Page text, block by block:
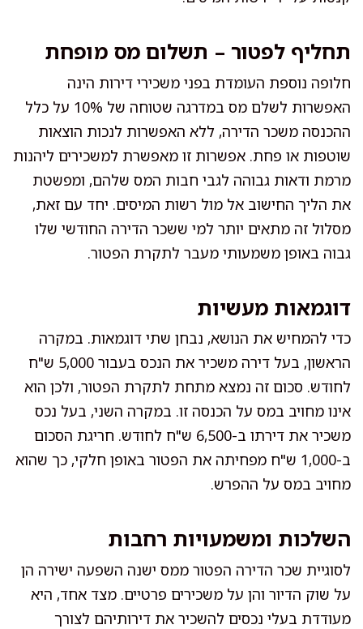
תחליף לפטור – תשלום מס מופחת
חלופה נוספת העומדת בפני משכירי דירות הינה
האפשרות לשלם מס במדרגה שטוחה של 10% על כלל
ההכנסה משכר הדירה, ללא האפשרות לנכות הוצאות
שוטפות או פחת. אפשרות זו מאפשרת למשכירים ליהנות
מרמת ודאות גבוהה לגבי חבות המס שלהם, ומפשטת
את הליך החישוב אל מול רשות המיסים. יחד עם זאת,
מסלול זה מתאים יותר למי ששכר הדירה החודשי שלו
גבוה באופן משמעותי מעבר לתקרת הפטור.
דוגמאות מעשיות
כדי להמחיש את הנושא, נבחן שתי דוגמאות. במקרה
הראשון, בעל דירה משכיר את הנכס בעבור 5,000 ש"ח
לחודש. סכום זה נמצא מתחת לתקרת הפטור, ולכן הוא
אינו מחויב במס על הכנסה זו. במקרה השני, בעל נכס
משכיר את דירתו ב-6,500 ש"ח לחודש. חריגת הסכום
ב-1,000 ש"ח מפחיתה את הפטור באופן חלקי, כך שהוא
מחויב במס על ההפרש.
השלכות ומשמעויות רחבות
לסוגיית שכר הדירה הפטור ממס ישנה השפעה ישירה הן
על שוק הדיור והן על משכירים פרטיים. מצד אחד, היא
מעודדת בעלי נכסים להשכיר את דירותיהם לצורך